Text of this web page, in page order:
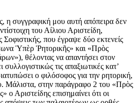
η συγγραφική μου αυτή απόπειρα δεν
του Αίλιου Αριστείδη,
που έγραψε δύο εκτενείς
Ὑπὲρ Ῥητορικῆς» και «Πρὸς
θέλοντας να απαντήσει στον
τις απαξιωτικές κατ’
ο φιλόσοφος για την ρητορική,
Μάλιστα, στην παράγραφο 2 του «Πρὸς
Αριστείδης επισημαίνει ότι οι